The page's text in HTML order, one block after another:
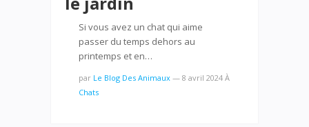
Si vous avez un chat qui aime
passer du temps dehors au
printemps et en…
par Le Blog Des Animaux — 8 avril 2024 À
Chats